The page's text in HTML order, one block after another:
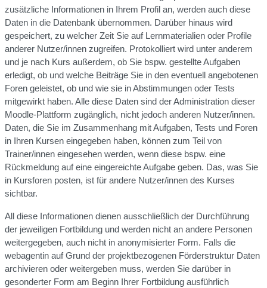
zusätzliche Informationen in Ihrem Profil an, werden auch diese
Daten in die Datenbank übernommen. Darüber hinaus wird
gespeichert, zu welcher Zeit Sie auf Lernmaterialien oder Profile
anderer Nutzer/innen zugreifen. Protokolliert wird unter anderem
und je nach Kurs außerdem, ob Sie bspw. gestellte Aufgaben
erledigt, ob und welche Beiträge Sie in den eventuell angebotenen
Foren geleistet, ob und wie sie in Abstimmungen oder Tests
mitgewirkt haben. Alle diese Daten sind der Administration dieser
Moodle-Plattform zugänglich, nicht jedoch anderen Nutzer/innen.
Daten, die Sie im Zusammenhang mit Aufgaben, Tests und Foren
in Ihren Kursen eingegeben haben, können zum Teil von
Trainer/innen eingesehen werden, wenn diese bspw. eine
Rückmeldung auf eine eingereichte Aufgabe geben. Das, was Sie
in Kursforen posten, ist für andere Nutzer/innen des Kurses
sichtbar.
All diese Informationen dienen ausschließlich der Durchführung
der jeweiligen Fortbildung und werden nicht an andere Personen
weitergegeben, auch nicht in anonymisierter Form. Falls die
webagentin auf Grund der projektbezogenen Förderstruktur Daten
archivieren oder weitergeben muss, werden Sie darüber in
gesonderter Form am Beginn Ihrer Fortbildung ausführlich